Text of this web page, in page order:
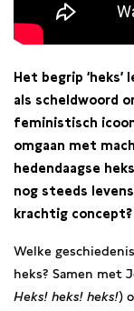
Het begrip
als scheldwoord
feministisch
omgaan met
hedendaagse
nog steeds
krachtig concept?
Welke
heks? Samen met
Heks! heks! heks!)